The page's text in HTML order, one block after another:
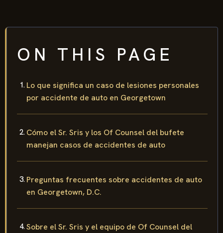
ON THIS PAGE
Lo que significa un caso de lesiones personales
por accidente de auto en Georgetown
Cómo el Sr. Sris y los Of Counsel del bufete
manejan casos de accidentes de auto
Preguntas frecuentes sobre accidentes de auto
en Georgetown, D.C.
Sobre el Sr. Sris y el equipo de Of Counsel del